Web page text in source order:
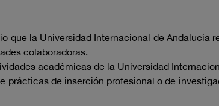
que la Universidad Internacional de Andalucía
colaboradoras.
académicas de la Universidad
de inserción profesional o de